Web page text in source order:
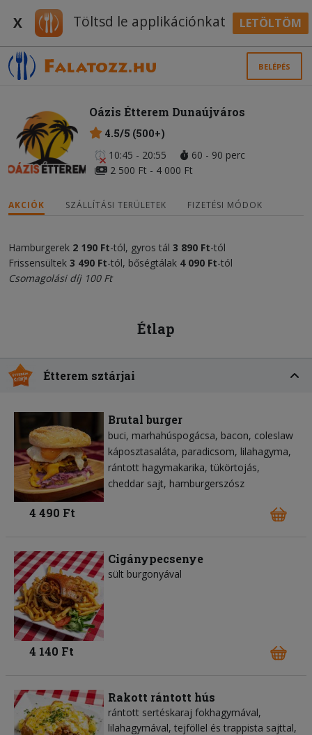
X Töltsd le applikációnkat LETÖLTÖM
BELÉPÉS
Oázis Étterem Dunaújváros
4.5/5 (500+)
10:45 - 20:55
60 - 90 perc
2 500 Ft - 4 000 Ft
AKCIÓK SZÁLLÍTÁSI TERÜLETEK FIZETÉSI MÓDOK
Hamburgerek 2 190 Ft-tól, gyros tál 3 890 Ft-tól
Frissensültek 3 490 Ft-tól, bőségtálak 4 090 Ft-tól
Csomagolási díj 100 Ft
Étlap
Étterem sztárjai
Brutal burger
buci marhahúspogácsa bacon coleslaw
káposztasaláta paradicsom lilahagyma
rántott hagymakarika tükörtojás
cheddar sajt hamburgerszósz
4 490 Ft
Cigánypecsenye
sült burgonyával
4 140 Ft
Rakott rántott hús
rántott sertéskaraj fokhagymával,
lilahagymával, tejföllel és trappista sajttal,